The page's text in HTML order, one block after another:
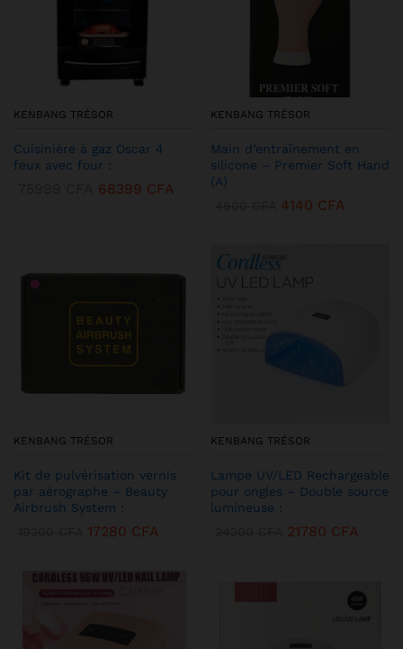
KENBANG TRÉSOR
Cuisinière à gaz Oscar 4
feux avec four :
68399 CFA
KENBANG TRÉSOR
Main d’entraînement en
silicone – Premier Soft Hand
(A)
4140 CFA
KENBANG TRÉSOR
Kit de pulvérisation vernis
par aérographe – Beauty
Airbrush System :
17280 CFA
KENBANG TRÉSOR
Lampe UV/LED Rechargeable
pour ongles – Double source
lumineuse :
21780 CFA